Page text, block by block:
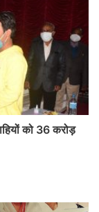
को 36 करोड़